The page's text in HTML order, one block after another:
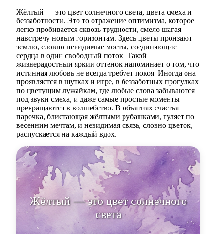
Жёлтый — это цвет солнечного света, цвета смеха и
беззаботности. Это то отражение оптимизма, которое
легко пробивается сквозь трудности, смело шагая
навстречу новым горизонтам. Здесь цветы пронзают
землю, словно невидимые мосты, соединяющие
сердца в один свободный поток. Такой
жизнерадостный яркий оттенок напоминает о том, что
истинная любовь не всегда требует покоя. Иногда она
проявляется в шутках и игре, в беззаботных прогулках
по цветущим лужайкам, где любые слова забываются
под звуки смеха, и даже самые простые моменты
превращаются в волшебство. В объятиях счастья
парочка, блистающая жёлтыми рубашками, гуляет по
весенним мечтам, и невидимая связь, словно цветок,
распускается на каждый вдох.
Жёлтый — это цвет солнечного
света, цвета смеха и
беззаботност